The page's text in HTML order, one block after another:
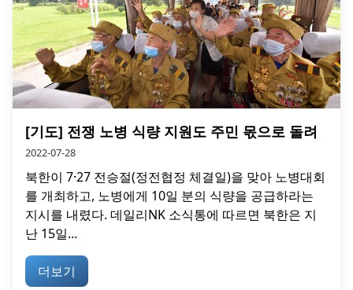
[기도] 전쟁 노병 식량 지원도 주민 몫으로 돌려
2022-07-28
북한이 7·27 전승절(정전협정 체결일)을 맞아 노병대회
를 개최하고, 노병에게 10일 분의 식량을 공급하라는
지시를 내렸다. 데일리NK 소식통에 따르면 북한은 지
난 15일...
더보기